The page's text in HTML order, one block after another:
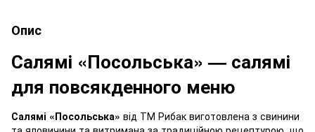
Опис
Салямі «Посольська» — салямі
для повсякденного меню
Салямі «Посольська» від ТМ Рибак виготовлена з свинини